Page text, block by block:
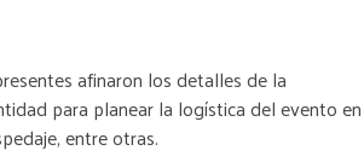
afinaron los detalles de la
para planear la logística del evento en
entre otras.